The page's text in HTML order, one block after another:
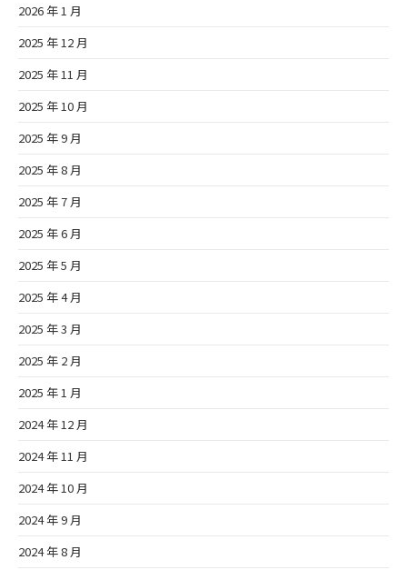
2026 年 1 月
2025 年 12 月
2025 年 11 月
2025 年 10 月
2025 年 9 月
2025 年 8 月
2025 年 7 月
2025 年 6 月
2025 年 5 月
2025 年 4 月
2025 年 3 月
2025 年 2 月
2025 年 1 月
2024 年 12 月
2024 年 11 月
2024 年 10 月
2024 年 9 月
2024 年 8 月